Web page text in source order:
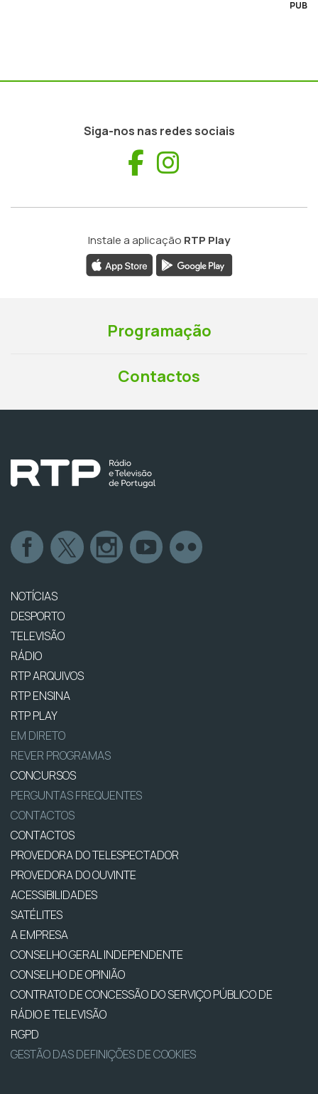
PUB
Siga-nos nas redes sociais
Facebook
Instale a aplicação RTP Play
Programação
Contactos
NOTÍCIAS
DESPORTO
TELEVISÃO
RÁDIO
RTP ARQUIVOS
RTP ENSINA
RTP PLAY
EM DIRETO
REVER PROGRAMAS
CONCURSOS
PERGUNTAS FREQUENTES
CONTACTOS
CONTACTOS
PROVEDORA DO TELESPECTADOR
PROVEDORA DO OUVINTE
ACESSIBILIDADES
SATÉLITES
A EMPRESA
CONSELHO GERAL INDEPENDENTE
CONSELHO DE OPINIÃO
CONTRATO DE CONCESSÃO DO SERVIÇO PÚBLICO DE
RÁDIO E TELEVISÃO
RGPD
GESTÃO DAS DEFINIÇÕES DE COOKIES